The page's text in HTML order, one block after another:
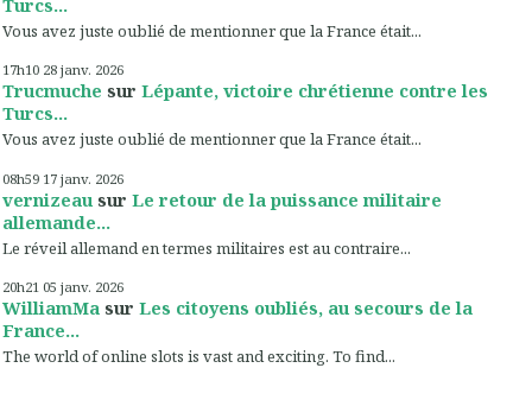
Turcs...
Vous avez juste oublié de mentionner que la France était...
17h10 28 janv. 2026
Trucmuche sur Lépante, victoire chrétienne contre les
Turcs...
Vous avez juste oublié de mentionner que la France était...
08h59 17 janv. 2026
vernizeau sur Le retour de la puissance militaire
allemande...
Le réveil allemand en termes militaires est au contraire...
20h21 05 janv. 2026
WilliamMa sur Les citoyens oubliés, au secours de la
France...
The world of online slots is vast and exciting. To find...